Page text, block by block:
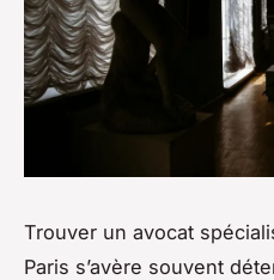
Trouver un avocat
Paris s’avère souvent